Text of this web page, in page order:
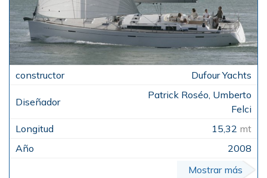
Dufour Yachts
Patrick Roséo, Umberto
Felci
15,32 mt
2008
Mostrar más